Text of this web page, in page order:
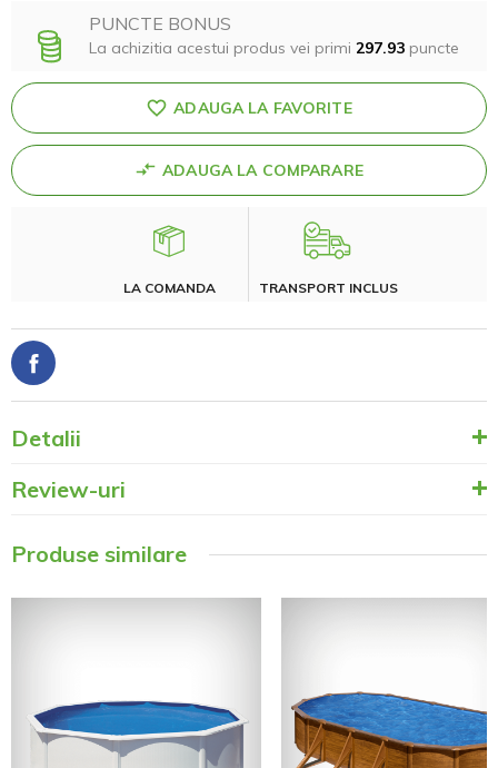
PUNCTE BONUS
La achizitia acestui produs vei primi 297.93 puncte
ADAUGA LA FAVORITE
ADAUGA LA COMPARARE
LA COMANDA TRANSPORT INCLUS
Detalii
Review-uri
Produse similare